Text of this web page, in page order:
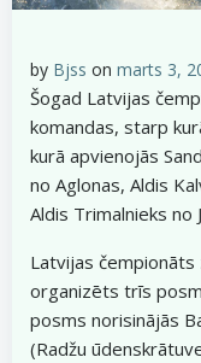
by Bjss on marts 3,
Šogad Latvijas
komandas, starp
kurā apvienojās
no Aglonas, Aldis
Aldis Trimalnieks no
Latvijas čempionāts
organizēts trīs
posms norisinājās
(Radžu